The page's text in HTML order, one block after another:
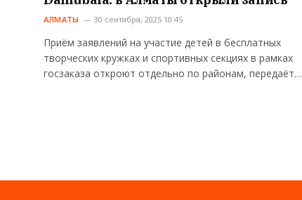
АЛМАТЫ 30 сентября, 2025 10:45
Приём заявлений на участие детей в бесплатных
творческих кружках и спортивных секциях в рамках
госзаказа откроют отдельно по районам, передаёт…